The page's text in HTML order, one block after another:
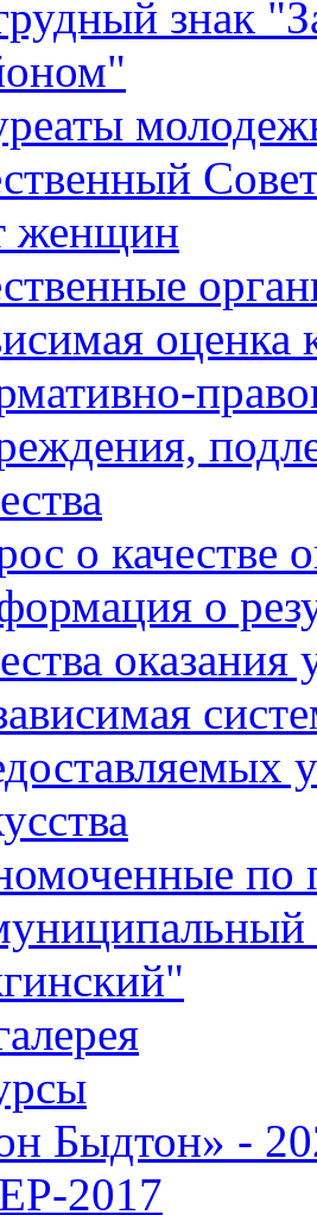
знак
женщин
оценка
о качестве
о
оказания
по
Быдтон» -
2017